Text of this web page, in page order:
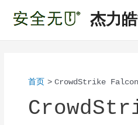
杰力
首页 CrowdStrike Falcon